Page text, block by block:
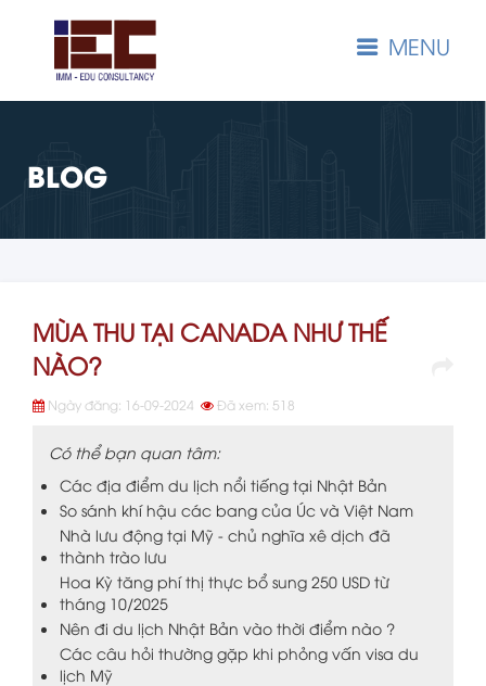
BLOG
MÙA THU TẠI CANADA NHƯ THẾ
NÀO?
Ngày đăng: 16-09-2024 Đã xem: 518
Có thể bạn quan tâm:
Các địa điểm du lịch nổi tiếng tại Nhật Bản
So sánh khí hậu các bang của Úc và Việt Nam
Nhà lưu động tại Mỹ - chủ nghĩa xê dịch đã
thành trào lưu
Hoa Kỳ tăng phí thị thực bổ sung 250 USD từ
tháng 10/2025
Nên đi du lịch Nhật Bản vào thời điểm nào ?
Các câu hỏi thường gặp khi phỏng vấn visa du
lịch Mỹ
MENU